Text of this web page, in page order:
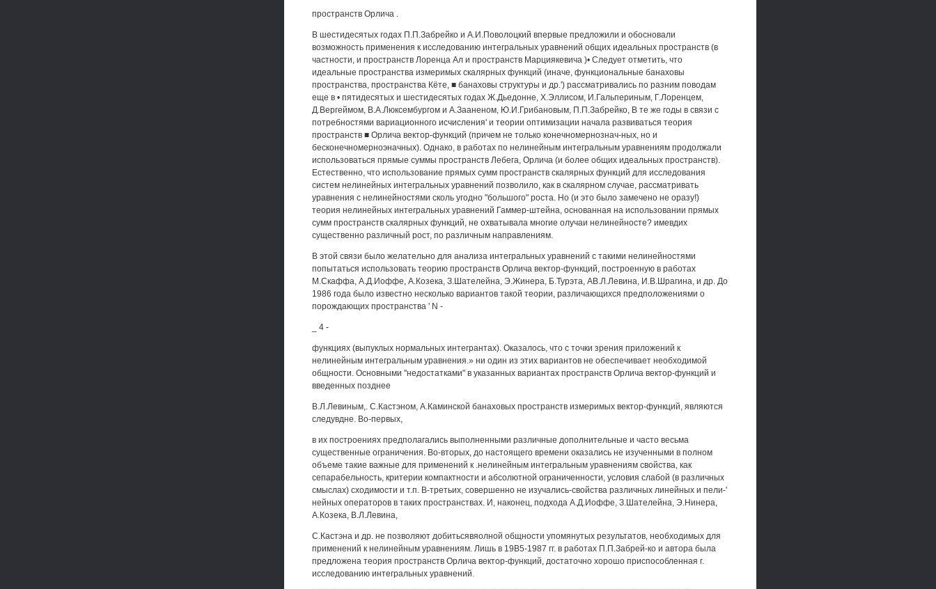
пространств Орлича .
В шестидесятых годах П.П.Забрейко и А.И.Поволоцкий впервые предложили и обосновали
возможность применения к исследованию интегральных уравнений общих идеальных пространств (в
частности, и пространств Лоренца Ал и пространств Марциякевича )• Следует отметить, что
идеальные пространства измеримых скалярных функций (иначе, функциональные банаховы
пространства, пространства Кёте, ■ банаховы структуры и др.') рассматривались по разним поводам
еще в • пятидесятых и шестидесятых годах Ж.Дьедонне, Х.Эллисом, И.Гальпериным, Г.Лоренцем,
Д.Вергеймом, В.А.Люксембургом и А.Зааненом, Ю.И.Грибановым, П.П.Забрейко, В те же годы в связи с
потребностями вариационного исчисления' и теории оптимизации начала развиваться теория
пространств ■ Орлича вектор-функций (причем не только конечномернознач-ных, но и
бесконечномерноэначных). Однако, в работах по нелинейным интегральным уравнениям продолжали
использоваться прямые суммы пространств Лебега, Орлича (и более общих идеальных пространств).
Естественно, что использование прямых сумм пространств скалярных функций для исследования
систем нелинейных интегральных уравнений позволило, как в скалярном случае, рассматривать
уравнения с нелинейностями сколь угодно "большого" роста. Но (и это было замечено не оразу!)
теория нелинейных интегральных уравнений Гаммер-штейна, основанная на использовании прямых
сумм пространств скалярных функций, не охватывала многие олучаи нелинейносте? имевдих
существенно различный рост, по различным направлениям.
В этой связи было желательно для анализа интегральных уравнений с такими нелинейностями
попытаться использовать теорию пространств Орлича вектор-функций, построенную в работах
М.Скаффа, А.Д.Иоффе, А.Козека, З.Шателейна, Э.Жинера, Б.Турэта, АВ.Л.Левина, И.В.Шрагина, и др. До
1986 года было известно несколько вариантов такой теории, различающихся предположениями о
порождающих пространства ' N -
_ 4 -
функциях (выпуклых нормальных интегрантах). Оказалось, что с точки зрения приложений к
нелинейным интегральным уравнения.» ни один из этих вариантов не обеспечивает необходимой
общности. Основными "недостатками" в указанных вариантах пространств Орлича вектор-функций и
введенных позднее
B.Л.Левиным,. С.Кастэном, А.Каминской банаховых пространств измеримых вектор-функций, являются
следувдне. Во-первых,
в их построениях предполагались выполненными различные дополнительные и часто весьма
существенные ограничения. Во-вторых, до настоящего времени оказались не изученными в полном
объеме такие важные для применений к .нелинейным интегральным уравнениям свойства, как
сепарабельность, критерии компактности и абсолютной ограниченности, условия слабой (в различных
смыслах) сходимости и т.п. В-третьих, совершенно не изучались-свойства различных линейных и пели-'
нейных операторов в таких пространствах. И, наконец, подхода А.Д.Иоффе, З.Шателейна, Э.Нинера,
А.Козека, В.Л.Левина,
C.Кастэна и др. не позволяют добитьсявяолной общности упомянутых результатов, необходимых для
применений к нелинейным уравнениям. Лишь в 19В5-1987 гг. в работах П.П.Забрей-ко и автора была
предложена теория пространств Орлича вектор-функций, достаточно хорошо приспособленная г.
исследованию интегральных уравнений.